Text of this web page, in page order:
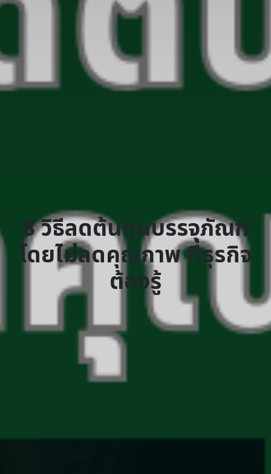
8 วิธีลดต้นทุนบรรจุภัณฑ์
โดยไม่ลดคุณภาพ ที่ธุรกิจ
ต้องรู้